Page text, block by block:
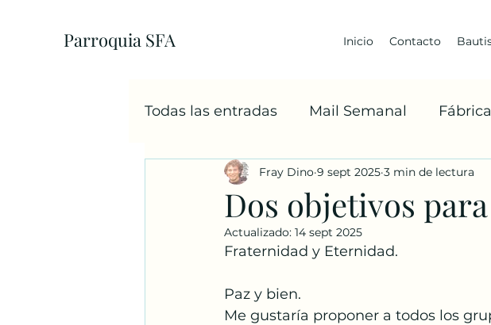
Parroquia SFA Inicio Contacto
Todas las entradas Mail Semanal
EcoParroquia 5+1 Cuaresma
Sacramentos Cáritas
Familia Navidad
Dos objetivos
Fray Dino 9 sept 2025 3 min de lectura
Actualizado: 14 sept 2025
Fraternidad y Eternidad.
Paz y bien.
Me gustaría proponer a todos los